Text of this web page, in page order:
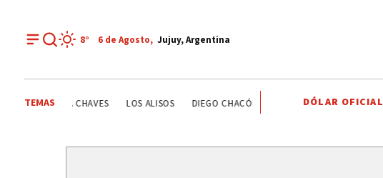
8° 6 de Agosto, Jujuy, Argentina
TEMAS ESTATALES DEPORTE RECREATIVO YAMILA CHAVES LOS ALISOS
DÓLAR OFICIAL